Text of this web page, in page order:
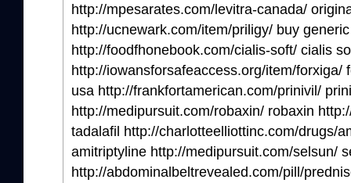
http://mpesarates.com/levitra-canada/
http://ucnewark.com/item/priligy/ buy
http://foodfhonebook.com/cialis-soft/ cialis
http://iowansforsafeaccess.org/item/forxiga/
usa http://frankfortamerican.com/prinivil/
http://medipursuit.com/robaxin/ robaxin
tadalafil http://charlotteelliottinc.com/drugs/
amitriptyline http://medipursuit.com/selsun/
http://abdominalbeltrevealed.com/pill/